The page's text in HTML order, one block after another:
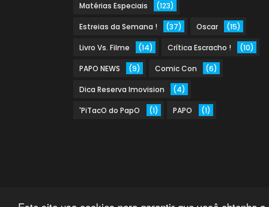
Matérias Especiais (123)
Estreias da Semana ! (37) Oscar (15)
Livro Vs. Filme (14) Crítica Escracho ! (10)
PAPO NEWS (9) Comic Con (6)
Dica Reserva Imovision (4)
'PiTacO do PapO (1) PAPO (1)